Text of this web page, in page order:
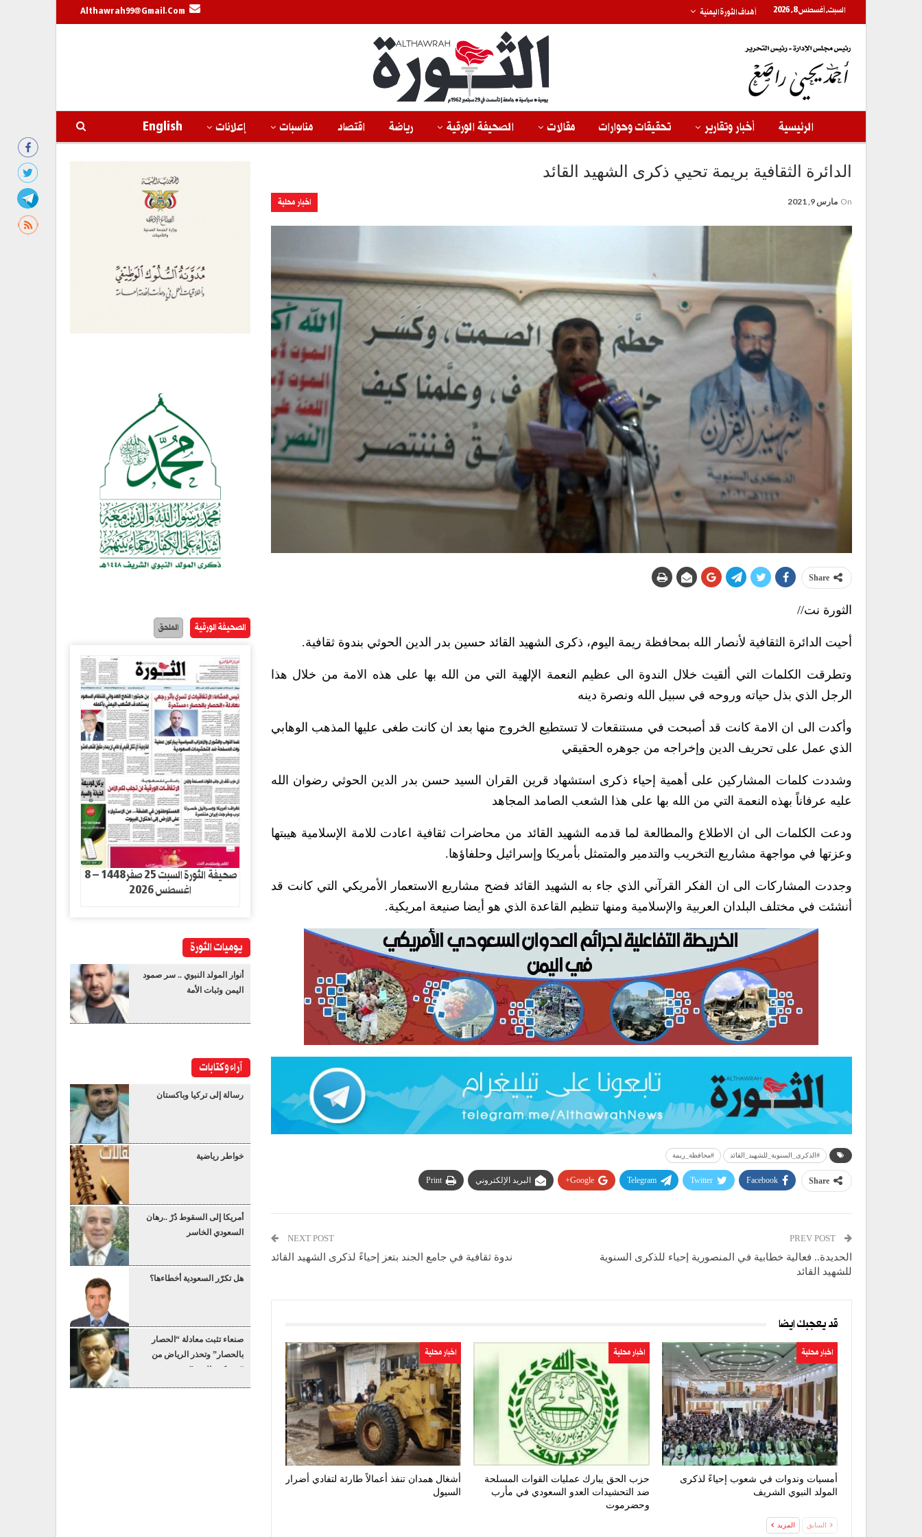
السبت, أغسطس 8, 2026 أهداف الثورة اليمنية Althawrah99@gmail.com
الرئيسية أخبار وتقارير تحقيقات وحوارات مقالات الصحيفة الورقية رياضة اقتصاد مناسبات إعلانات English
الدائرة الثقافية بريمة تحيي ذكرى الشهيد القائد
اخبار محلية On مارس 9, 2021
Share
الثورة نت//
أحيت الدائرة الثقافية لأنصار الله بمحافظة ريمة اليوم، ذكرى الشهيد القائد حسين بدر الدين الحوثي بندوة ثقافية.
وتطرقت الكلمات التي ألقيت خلال الندوة الى عظيم النعمة الإلهية التي من الله بها على هذه الامة من خلال هذا
الرجل الذي بذل حياته وروحه في سبيل الله ونصرة دينه
وأكدت الى ان الامة كانت قد أصبحت في مستنقعات لا تستطيع الخروج منها بعد ان كانت طغى عليها المذهب الوهابي
الذي عمل على تحريف الدين وإخراجه من جوهره الحقيقي
وشددت كلمات المشاركين على أهمية إحياء ذكرى استشهاد قرين القران السيد حسن بدر الدين الحوثي رضوان الله
عليه عرفاناً بهذه النعمة التي من الله بها على هذا الشعب الصامد المجاهد
ودعت الكلمات الى ان الاطلاع والمطالعة لما قدمه الشهيد القائد من محاضرات ثقافية اعادت للامة الإسلامية هيبتها
وعزتها في مواجهة مشاريع التخريب والتدمير والمتمثل بأمريكا وإسرائيل وحلفاؤها.
وجددت المشاركات الى ان الفكر القرآني الذي جاء به الشهيد القائد فضح مشاريع الاستعمار الأمريكي التي كانت قد
أنشئت في مختلف البلدان العربية والإسلامية ومنها تنظيم القاعدة الذي هو أيضا صنيعة امريكية.
#الذكرى_السنوية_للشهيد_القائد #محافظة_ريمة
Share
Facebook
Twitter
Telegram
Google+ البريد الإلكتروني Print
الحديدة.. فعالية خطابية في المنصورية إحياء للذكرى السنوية
للشهيد القائد
NEXT POST
ندوة ثقافية في جامع الجند بتعز إحياءً لذكرى الشهيد القائد
قد يعجبك ايضا
اخبار محلية
أمسيات وندوات في شعوب إحياءً لذكرى
المولد النبوي الشريف
اخبار محلية
حزب الحق يبارك عمليات القوات المسلحة
ضد التحشيدات العدو السعودي في مأرب
وحضرموت
اخبار محلية
أشغال همدان تنفذ أعمالاً طارئة لتفادي أضرار
السيول
السابق المزيد
الصحيفة الورقية الملحق
صحيفة الثورة السبت 25 صفر1448 – 8
اغسطس 2026
يوميات الثورة
أنوار المولد النبوي .. سر صمود
اليمن وثبات الأمة
آراء وكتابات
رسالة إلى تركيا وباكستان
خواطر رياضية
أمريكا إلى السقوط دُرْ ..رهان
السعودي الخاسر
هل تكرّر السعودية أخطاءها؟
صنعاء تثبت معادلة “الحصار
بالحصار” وتحذر الرياض من
“عسكرة البحر”